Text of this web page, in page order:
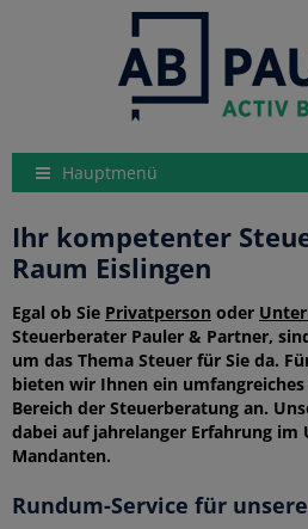
Hauptmenü
Ihr kompetenter
Raum Eislingen
Egal ob Sie Privatperson oder
Steuerberater Pauler & Partner,
um das Thema Steuer für Sie da.
bieten wir Ihnen ein
Bereich der Steuerberatung an.
dabei auf jahrelanger Erfahrung im
Mandanten.
Rundum-Service für